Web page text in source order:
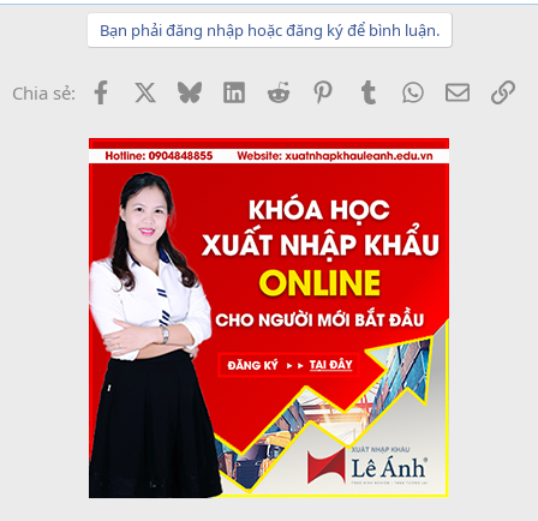
Bạn phải đăng nhập hoặc đăng ký để bình luận.
Chia sẻ: Facebook BlueskyLinkedInReddit PinterestTumblrWhatsApp
Email